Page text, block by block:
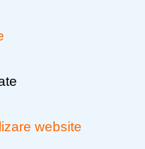
website